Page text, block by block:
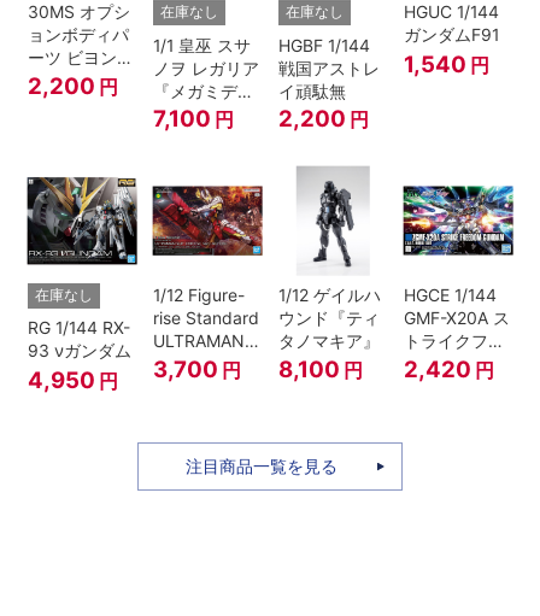
30MS オプシ
ョンボディパ
ーツ ビヨンド
ザブルースカ
イ1[カラーA]
2,200 円
在庫なし
1/1 皇巫 スサ
ノヲ レガリア
『メガミデバ
イス』
7,100 円
在庫なし
HGBF 1/144
戦国アストレ
イ頑駄無
2,200 円
HGUC 1/144
ガンダムF91
1,540 円
在庫なし
RG 1/144 RX-
93 νガンダム
4,950 円
1/12 Figure-
rise Standard
ULTRAMAN
SUIT ZERO
〈SC仕様〉
3,700 円
1/12 ゲイルハ
ウンド『ティ
タノマキア』
8,100 円
HGCE 1/144
GMF-X20A ス
トライクフリ
ーダムガンダ
ム
2,420 円
注目商品一覧を見る